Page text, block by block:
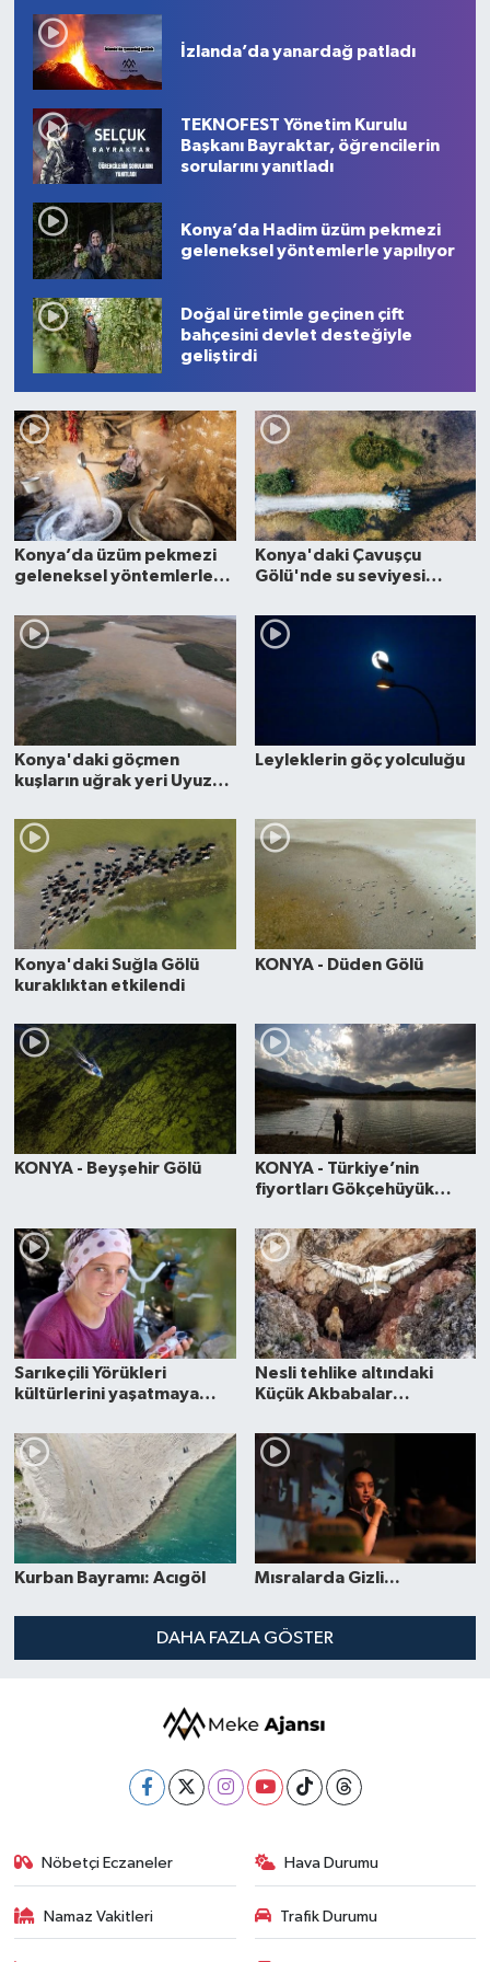
İzlanda’da yanardağ patladı
TEKNOFEST Yönetim Kurulu
Başkanı Bayraktar, öğrencilerin
sorularını yanıtladı
Konya’da Hadim üzüm pekmezi
geleneksel yöntemlerle yapılıyor
Doğal üretimle geçinen çift
bahçesini devlet desteğiyle
geliştirdi
Konya’da üzüm pekmezi
geleneksel yöntemlerle
Konya'daki Çavuşçu
Gölü'nde su seviyesi
Konya'daki göçmen
kuşların uğrak yeri Uyuz
Leyleklerin göç yolculuğu
Konya'daki Suğla Gölü
kuraklıktan etkilendi
KONYA - Düden Gölü
KONYA - Beyşehir Gölü
KONYA - Türkiye’nin
fiyortları Gökçehüyük
Sarıkeçili Yörükleri
kültürlerini yaşatmaya
Haber)
Nesli tehlike altındaki
Küçük Akbabalar
Kurban Bayramı: Acıgöl Mısralarda Gizli...
DAHA FAZLA GÖSTER
Nöbetçi Eczaneler Hava Durumu
Namaz Vakitleri Trafik Durumu